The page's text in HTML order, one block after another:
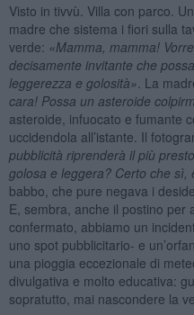
Visto in tivvù. Villa con parco.
madre che sistema i fiori sulla
verde: «Mamma, mamma!
decisamente invitante che
leggerezza e golosità» . La
cara! Possa un asteroide
asteroide, infuocato e fumante
uccidendola all’istante. Il
pubblicità riprenderà il più
golosa e leggera? Certo che sì,
babbo, che pure negava i
E, sembra, anche il postino per
confermato, abbiamo un
uno spot pubblicitario- e
una pioggia eccezionale di
divulgativa e molto educativa:
sopratutto, mai nascondere la